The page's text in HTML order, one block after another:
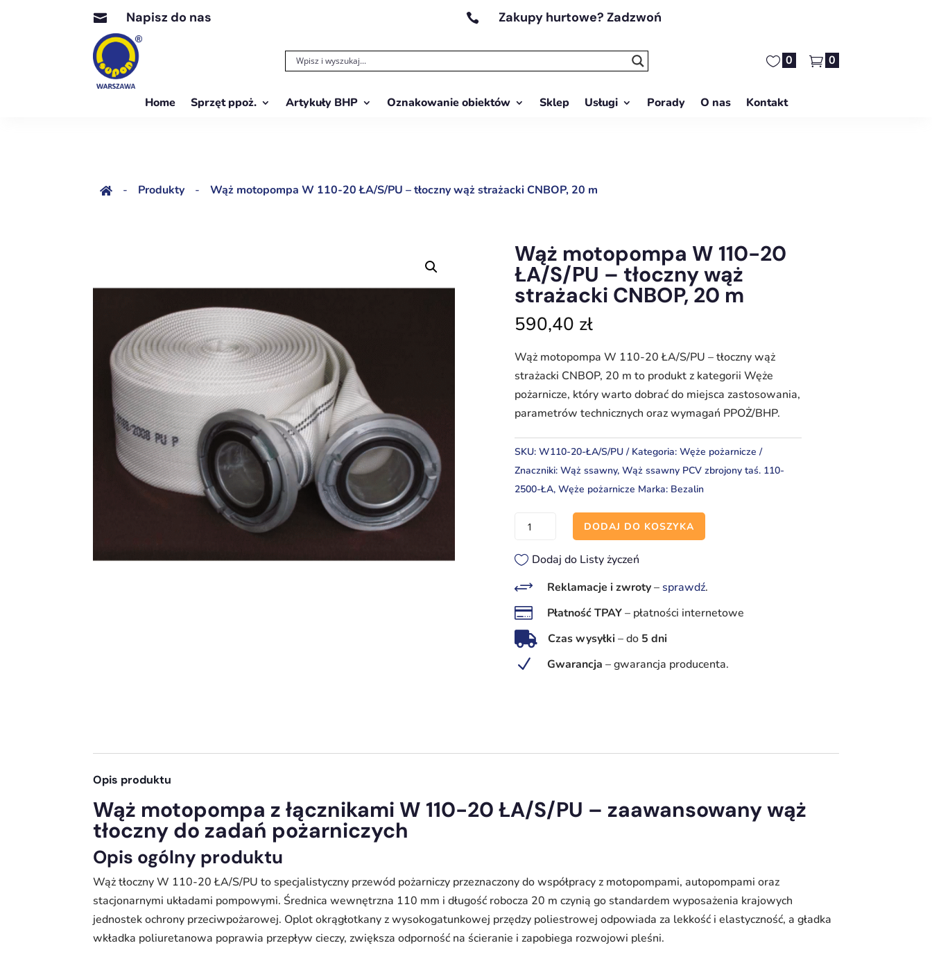
 Napisz do nas  Zakupy hurtowe? Zadzwoń
0 0
Home Sprzęt ppoż. Artykuły BHP Oznakowanie obiektów Sklep Usługi Porady O nas Kontakt
 - Produkty - Wąż motopompa W 110-20 ŁA/S/PU – tłoczny wąż strażacki CNBOP, 20 m
Wąż motopompa W 110-20
ŁA/S/PU – tłoczny wąż
strażacki CNBOP, 20 m
590,40 zł
Wąż motopompa W 110-20 ŁA/S/PU – tłoczny wąż
strażacki CNBOP, 20 m to produkt z kategorii Węże
pożarnicze, który warto dobrać do miejsca zastosowania,
parametrów technicznych oraz wymagań PPOŻ/BHP.
SKU: W110-20-ŁA/S/PU Kategoria: Węże pożarnicze
Znaczniki: Wąż ssawny, Wąż ssawny PCV zbrojony taś. 110-
2500-ŁA, Węże pożarnicze Marka: Bezalin
ilość
motopompa
110-
20
ŁA/S/PU
–
tłoczny
DODAJ DO KOSZYKA
Dodaj do Listy życzeń
+ Reklamacje i zwroty–sprawdź.
 Płatność TPAY– płatności internetowe
 Czas wysyłki–do 5 dni
N Gwarancja–gwarancja producenta.
Opis produktu
Wąż motopompa z łącznikami W 110-20 ŁA/S/PU – zaawansowany wąż
tłoczny do zadań pożarniczych
Opis ogólny produktu
Wąż tłoczny W 110-20 ŁA/S/PU to specjalistyczny przewód pożarniczy przeznaczony do współpracy z motopompami, autopompami oraz
stacjonarnymi układami pompowymi. Średnica wewnętrzna 110 mm i długość robocza 20 m czynią go standardem wyposażenia krajowych
jednostek ochrony przeciwpożarowej. Oplot okrągłotkany z wysokogatunkowej przędzy poliestrowej odpowiada za lekkość i elastyczność, a gładka
wkładka poliuretanowa poprawia przepływ cieczy, zwiększa odporność na ścieranie i zapobiega rozwojowi pleśni.